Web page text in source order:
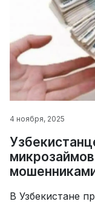
4 ноября, 2025
В Узбекистане